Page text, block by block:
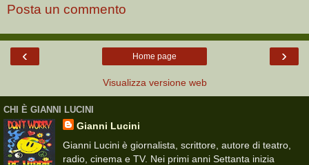
Posta un commento
‹ ›
Home page
Visualizza versione web
CHI È GIANNI LUCINI
Gianni Lucini
Gianni Lucini è giornalista, scrittore, autore di teatro,
radio, cinema e TV. Nei primi anni Settanta inizia